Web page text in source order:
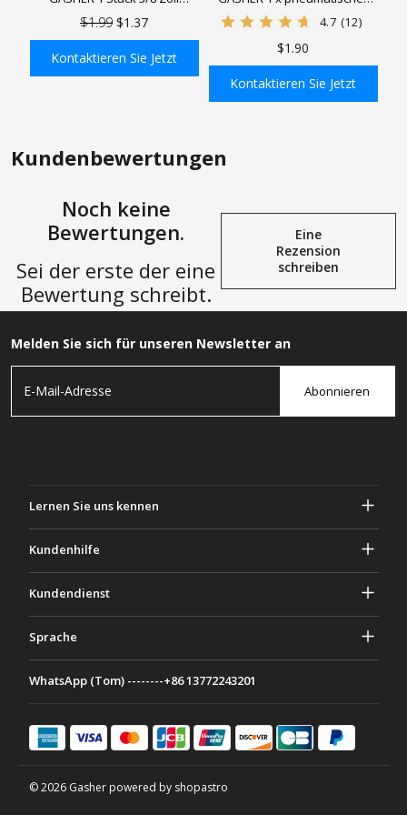
Messing-Schlauchanschluss,
Schottverschraubung,
Schlauchanschluss, gerade
$1.99 $1.37
Kontaktieren Sie Jetzt
In den Einkaufswagen
Ersatzanschluss aus Messing,
Schlauchende,
Reparaturanschluss, 3/8"
Widerhaken (3/8" ID,
Polyurethanschlauch) x 1/4"
4.7 (12)
$1.90
Kontaktieren Sie Jetzt
Kundenbewertungen
Noch keine
Bewertungen.
Sei der erste der eine
Bewertung schreibt.
Eine
Rezension
schreiben
Melden Sie sich für unseren Newsletter an
Abonnieren
Lernen Sie uns kennen
Geschäftsbedingungen
Kundenhilfe
Kontaktiere uns
Kundendienst
Zahlungsmethoden
Sprache
Français
日本語
WhatsApp (Tom) --------+86 13772243201
© 2026 Gasher powered by shopastro